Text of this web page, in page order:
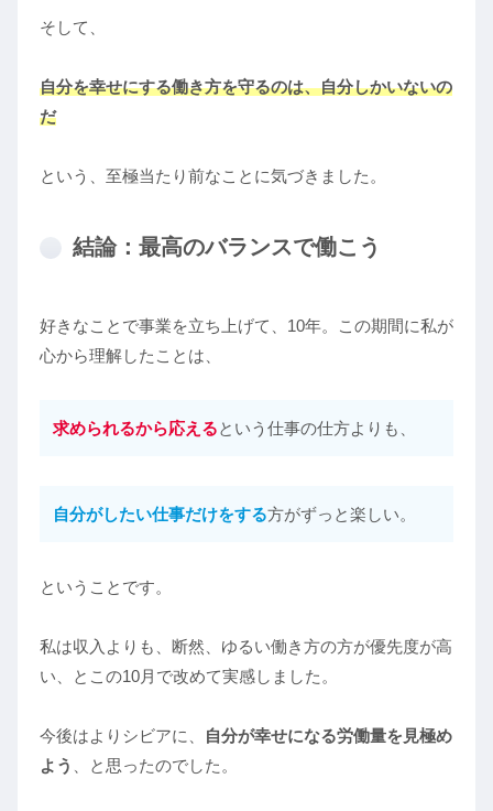
そして、
自分を幸せにする働き方を守るのは、自分しかいないの
だ
という、至極当たり前なことに気づきました。
結論：最高のバランスで働こう
好きなことで事業を立ち上げて、10年。この期間に私が
心から理解したことは、
求められるから応えるという仕事の仕方よりも、
自分がしたい仕事だけをする方がずっと楽しい。
ということです。
私は収入よりも、断然、ゆるい働き方の方が優先度が高
い、とこの10月で改めて実感しました。
今後はよりシビアに、
自分が幸せになる労働量を見極め
よう
、と思ったのでした。